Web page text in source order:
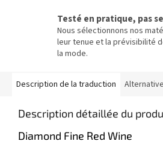
Testé en pratique, pas
Nous sélectionnons nos
leur tenue et la prévisibilité
la mode.
Description de la traduction
Description détaillée du
Diamond Fine Red Wine